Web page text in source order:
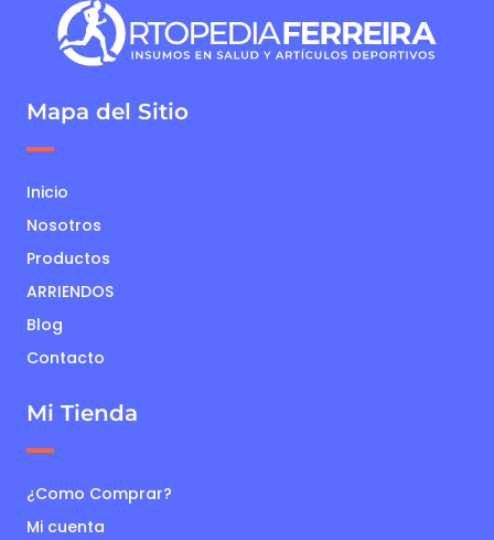
Mapa del Sitio
Inicio
Nosotros
Productos
ARRIENDOS
Blog
Contacto
Mi Tienda
¿Como Comprar?
Mi cuenta